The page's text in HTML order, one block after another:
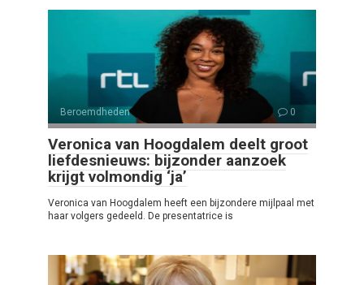
Beroemdheden 0
Veronica van Hoogdalem deelt groot
liefdesnieuws: bijzonder aanzoek
krijgt volmondig ‘ja’
Veronica van Hoogdalem heeft een bijzondere mijlpaal met
haar volgers gedeeld. De presentatrice is